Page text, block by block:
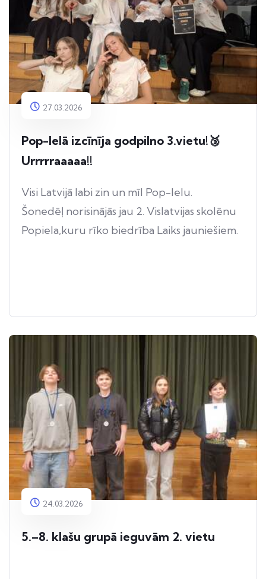
27.03.2026
Pop-Ielā izcīnīja godpilno 3.vietu!🥉
Urrrrraaaaa!!
Visi Latvijā labi zin un mīl Pop-Ielu.
Šonedēļ norisinājās jau 2. Vislatvijas skolēnu
Popiela,kuru rīko biedrība Laiks jauniešiem.
24.03.2026
5.–8. klašu grupā ieguvām 2. vietu